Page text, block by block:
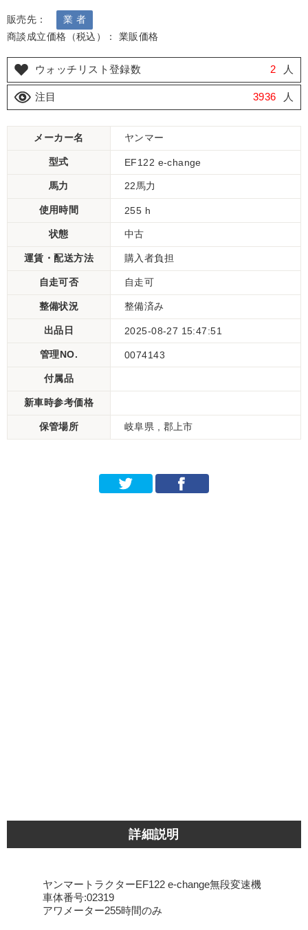
販売先：
業 者
商談成立価格（税込）： 業販価格
ウォッチリスト登録数 2 人
注目 3936 人
メーカー名 ヤンマー
型式 EF122 e-change
馬力 22馬力
使用時間 255 h
状態 中古
運賃・配送方法 購入者負担
自走可否 自走可
整備状況 整備済み
出品日 2025-08-27 15:47:51
管理NO. 0074143
付属品
新車時参考価格
保管場所 岐阜県 , 郡上市
詳細説明
ヤンマートラクターEF122 e-change無段変速機
車体番号:02319
アワメーター255時間のみ